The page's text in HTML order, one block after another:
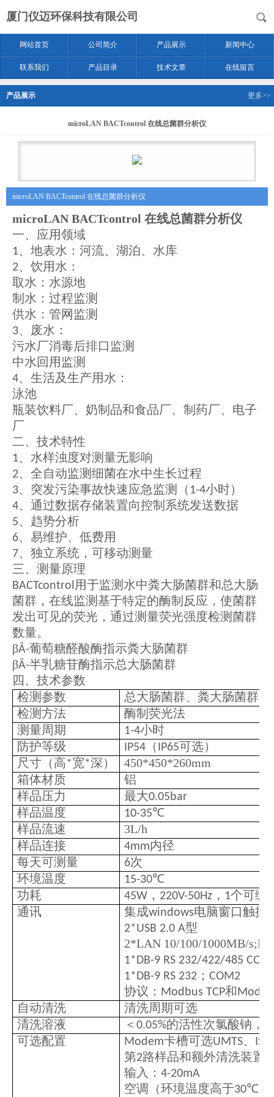
厦门仪迈环保科技有限公司
网站首页 公司简介 产品展示 新闻中心
联系我们 产品目录 技术文章 在线留言
产品展示 更多>>
microLAN BACTcontrol 在线总菌群分析仪
microLAN BACTcontrol 在线总菌群分析仪
microLAN BACTcontrol 在线总菌群分析仪
一、应用领域
1、地表水：河流、湖泊、水库
2、饮用水：
取水：水源地
制水：过程监测
供水：管网监测
3、废水：
污水厂消毒后排口监测
中水回用监测
4、生活及生产用水：
泳池
瓶装饮料厂、奶制品和食品厂、制药厂、电子
厂
二、技术特性
1、水样浊度对测量无影响
2、全自动监测细菌在水中生长过程
3、突发污染事故快速应急监测（ 1-4小时）
4、通过数据存储装置向控制系统发送数据
5、趋势分析
6、易维护、低费用
7、独立系统，可移动测量
三、测量原理
BACTcontrol 用于监测水中粪大肠菌群和总大肠
菌群，在线监测基于特定的酶制反应，使菌群
发出可见的荧光，通过测量荧光强度检测菌群
数量。
βÂ-葡萄糖醛酸酶指示粪大肠菌群
βÂ-半乳糖苷酶指示总大肠菌群
四、技术参数
检测参数
总大肠菌群、粪大肠菌群
检测方法
酶制荧光法
测量周期
1-4小时
防护等级
IP54 （ IP65可选）
尺寸（高*宽*深）
450*450*260mm
箱体材质
铝
样品压力
最大0.05bar
样品温度 10-35℃
样品流速
3L/h
样品连接
4mm内径
每天可测量
6次
环境温度
15-30℃
功耗
45W ， 220V-50Hz ， 1个可编
通讯
集成windows电脑窗口触摸
2*USB 2.0 A型
2*LAN 10/100/1000MB/
1*DB-9 RS 232/422/485
1*DB-9 RS 232 ； COM2
协议： Modbus TCP和
自动清洗
清洗周期可选
清洗溶液
＜ 0.05%的活性次氯酸钠，
可选配置
Modem卡槽可选UMTS、
第2路样品和额外清洗装置
输入： 4-20mA
空调（环境温度高于30℃）